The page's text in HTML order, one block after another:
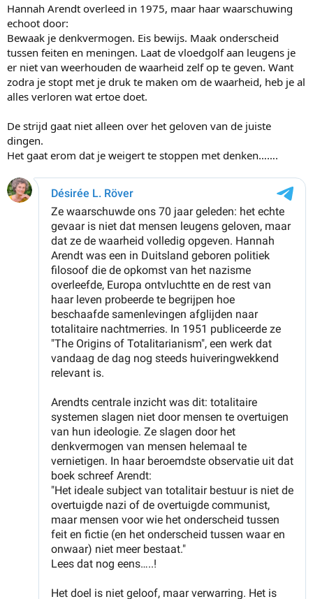
Hannah Arendt overleed in 1975, maar haar waarschuwing
echoot door:
Bewaak je denkvermogen. Eis bewijs. Maak onderscheid
tussen feiten en meningen. Laat de vloedgolf aan leugens je
er niet van weerhouden de waarheid zelf op te geven. Want
zodra je stopt met je druk te maken om de waarheid, heb je al
alles verloren wat ertoe doet.
De strijd gaat niet alleen over het geloven van de juiste
dingen.
Het gaat erom dat je weigert te stoppen met denken…….